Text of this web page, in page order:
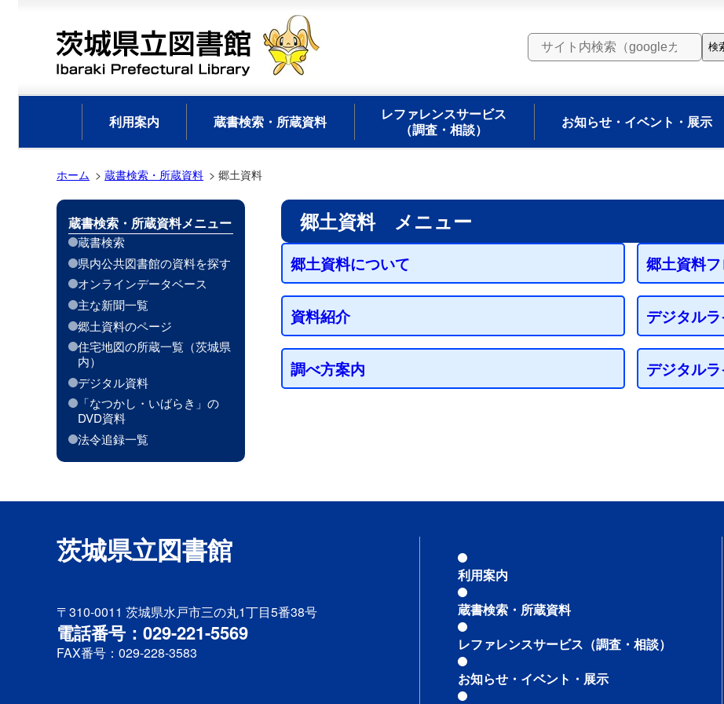
利用案内 蔵書検索・所蔵資料
レファレンスサービス
（調査・相談）
お知らせ・イベント・展示
ホーム 蔵書検索・所蔵資料 郷土資料
郷土資料 メニュー
郷土資料について 郷土資料
資料紹介 デジタル
調べ方案内 デジタル
蔵書検索・所蔵資料メニュー
蔵書検索
県内公共図書館の資料を探す
オンラインデータベース
主な新聞一覧
郷土資料のページ
住宅地図の所蔵一覧（茨城県
内）
デジタル資料
「なつかし・いばらき」の
DVD資料
法令追録一覧
茨城県立図書館
〒310-0011 茨城県水戸市三の丸1丁目5番38号
電話番号：029-221-5569
FAX番号：029-228-3583
利用案内
蔵書検索・所蔵資料
レファレンスサービス （調査・相談）
お知らせ・イベント・展示